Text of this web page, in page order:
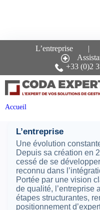
L’entreprise
+33 (0)2
Accueil
clé :
Pages
L’entreprise
Une évolution
Depuis sa création en
cessé de se
reconnu dans
Portée par une vision
de qualité, l’entreprise
étapes structurantes,
positionnement